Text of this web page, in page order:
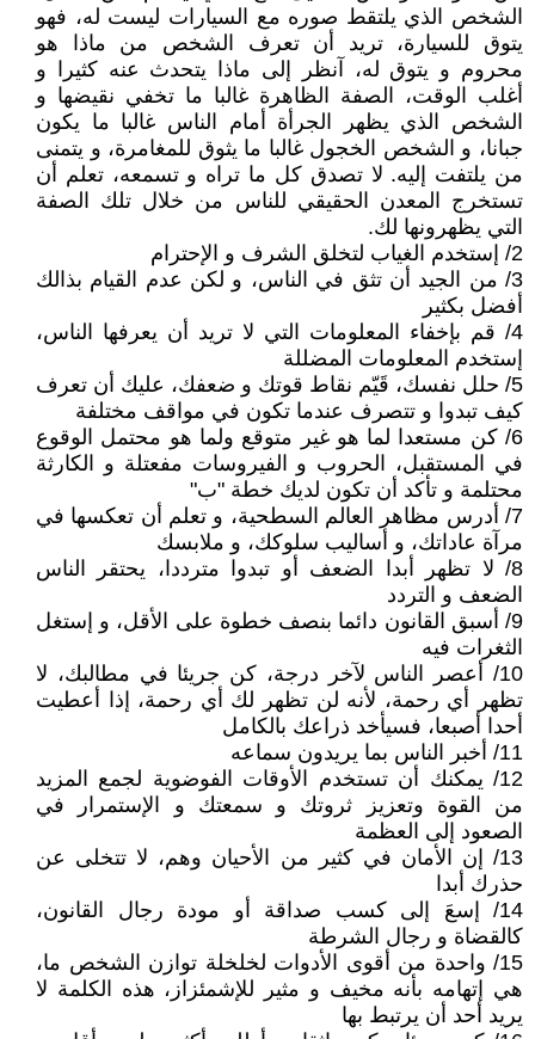
الشخص الذي يلتقط صوره مع السيارات ليست له، فهو
يتوق للسيارة، تريد أن تعرف الشخص من ماذا هو
محروم و يتوق له، آنظر إلى ماذا يتحدث عنه كثيرا و
أغلب الوقت، الصفة الظاهرة غالبا ما تخفي نقيضها و
الشخص الذي يظهر الجرأة أمام الناس غالبا ما يكون
جبانا، و الشخص الخجول غالبا ما يثوق للمغامرة، و يتمنى
من يلتفت إليه. لا تصدق كل ما تراه و تسمعه، تعلم أن
تستخرج المعدن الحقيقي للناس من خلال تلك الصفة
التي يظهرونها لك.
2/ إستخدم الغياب لتخلق الشرف و الإحترام
3/ من الجيد أن تثق في الناس، و لكن عدم القيام بذالك
أفضل بكثير
4/ قم بإخفاء المعلومات التي لا تريد أن يعرفها الناس،
إستخدم المعلومات المضللة
5/ حلل نفسك، قَيّم نقاط قوتك و ضعفك، عليك أن تعرف
كيف تبدوا و تتصرف عندما تكون في مواقف مختلفة
6/ كن مستعدا لما هو غير متوقع ولما هو محتمل الوقوع
في المستقبل، الحروب و الفيروسات مفعتلة و الكارثة
محتلمة و تأكد أن تكون لديك خطة "ب"
7/ أدرس مظاهر العالم السطحية، و تعلم أن تعكسها في
مرآة عاداتك، و أساليب سلوكك، و ملابسك
8/ لا تظهر أبدا الضعف أو تبدوا مترددا، يحتقر الناس
الضعف و التردد
9/ أسبق القانون دائما بنصف خطوة على الأقل، و إستغل
الثغرات فيه
10/ أعصر الناس لآخر درجة، كن جريئا في مطالبك، لا
تظهر أي رحمة، لأنه لن تظهر لك أي رحمة، إذا أعطيت
أحدا أصبعا، فسيأخد ذراعك بالكامل
11/ أخبر الناس بما يريدون سماعه
12/ يمكنك أن تستخدم الأوقات الفوضوية لجمع المزيد
من القوة وتعزيز ثروتك و سمعتك و الإستمرار في
الصعود إلى العظمة
13/ إن الأمان في كثير من الأحيان وهم، لا تتخلى عن
حذرك أبدا
14/ إسعَ إلى كسب صداقة أو مودة رجال القانون،
كالقضاة و رجال الشرطة
15/ واحدة من أقوى الأدوات لخلخلة توازن الشخص ما،
هي إتهامه بأنه مخيف و مثير للإشمئزاز، هذه الكلمة لا
يريد أحد أن يرتبط بها